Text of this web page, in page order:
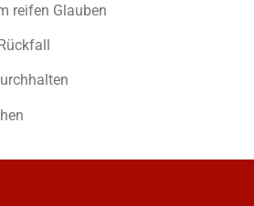
reifen Glauben